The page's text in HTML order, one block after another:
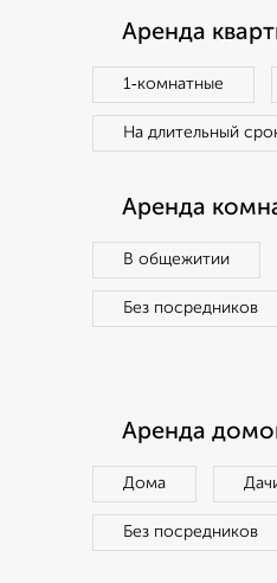
Аренда
1‑комнатные
На длительный
Аренда
В общежитии
Без посредников
Аренда
Дома
Без посредников